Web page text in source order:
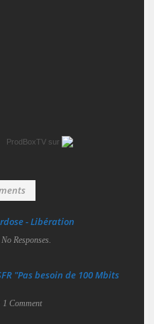
ProdBoxTV sur
- Libération
No Responses.
"Pas besoin de 100 Mbits
1 Comment